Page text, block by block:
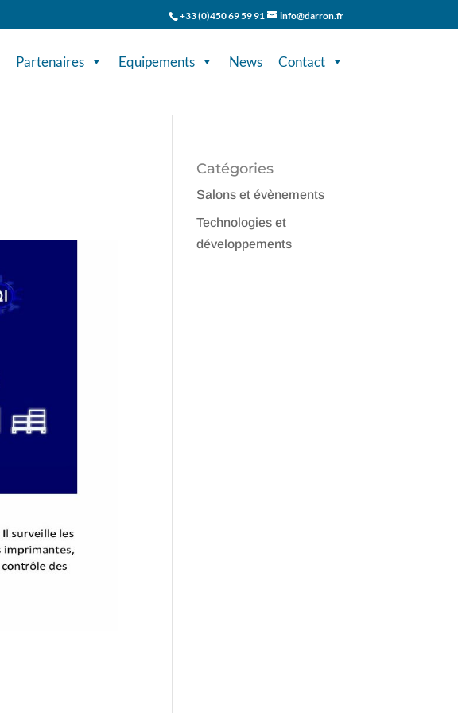
+33 (0)450 69 59 91 info@darron.fr
Partenaires Equipements News Contact
Catégories
Salons et évènements
Technologies et
développements